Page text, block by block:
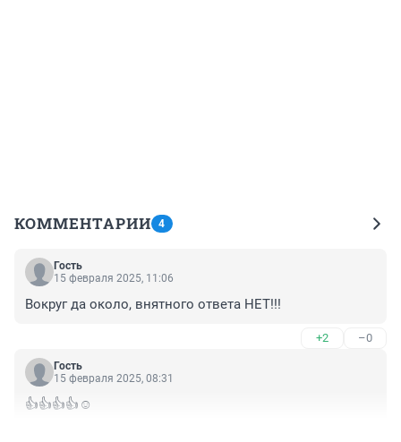
КОММЕНТАРИИ 4
Гость
15 февраля 2025, 11:06
Вокруг да около, внятного ответа НЕТ!!!
+2 –0
Гость
15 февраля 2025, 08:31
👍👍👍👍☺️